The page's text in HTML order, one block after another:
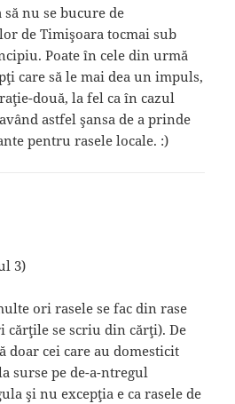
nu se bucure de
de Timişoara tocmai sub
Poate în cele din urmă
care să le mai dea un impuls,
două, la fel ca în cazul
astfel şansa de a prinde
pentru rasele locale. :)
3)
ori rasele se fac din rase
cărţile se scriu din cărţi). De
doar cei care au domesticit
surse pe de-a-ntregul
şi nu excepţia e ca rasele de